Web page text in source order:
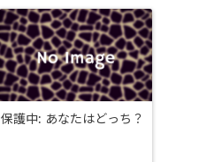
保護中: あなたはどっち？